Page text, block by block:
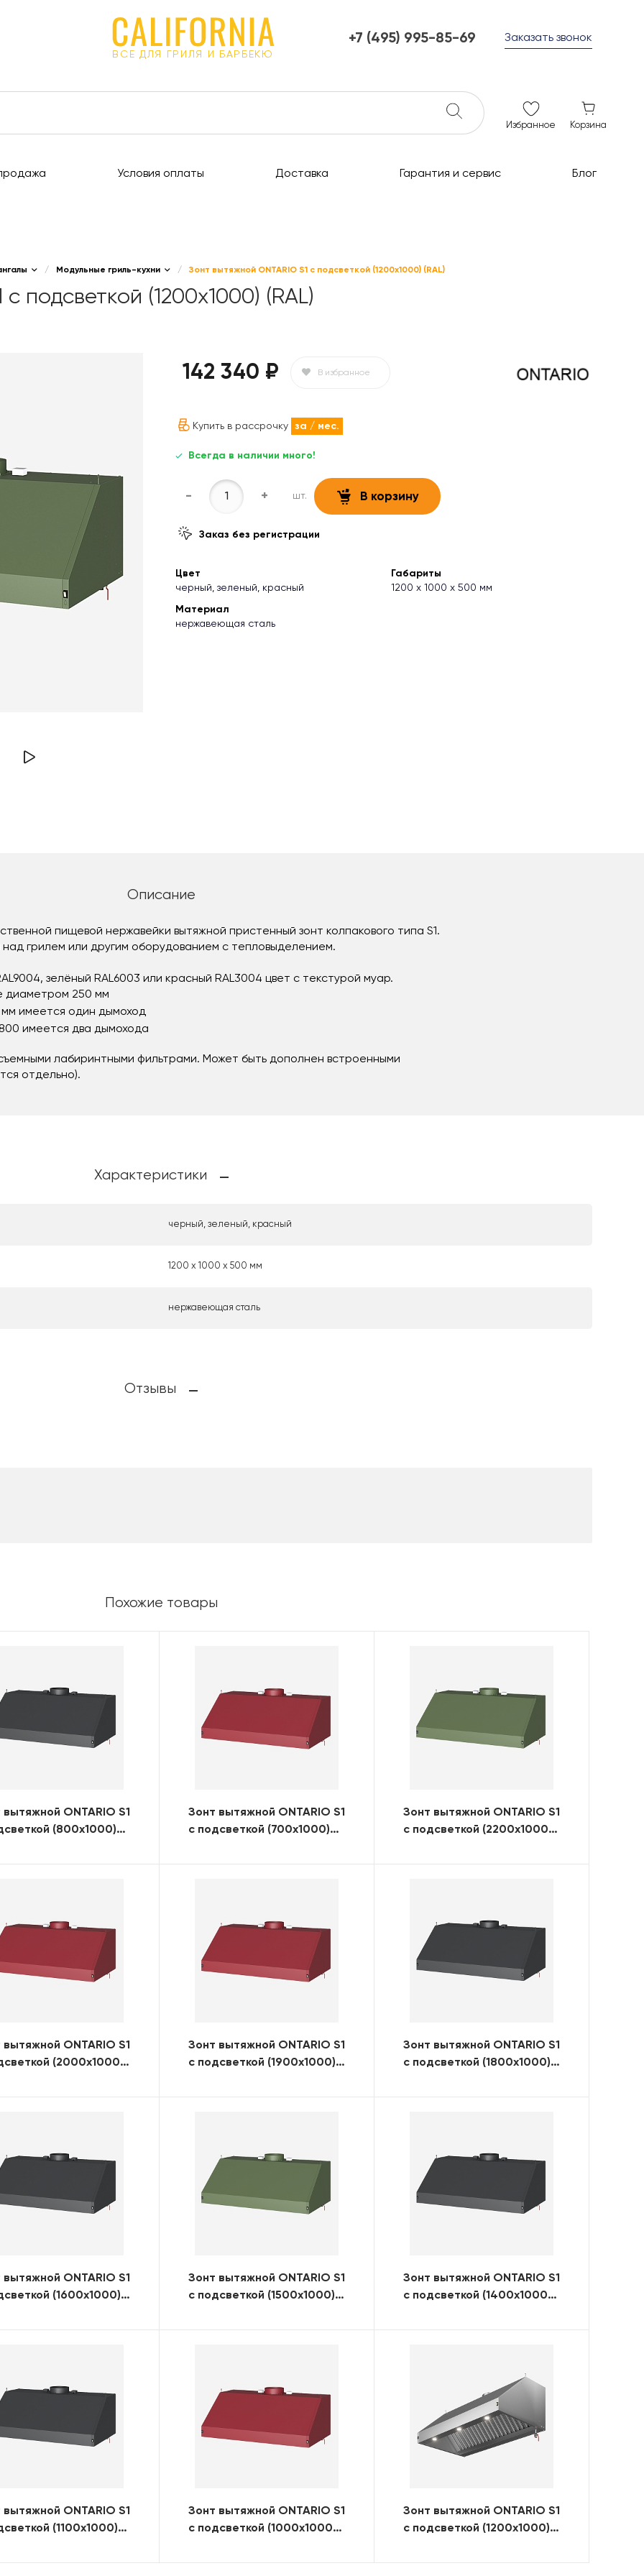
ВСЕ ДЛЯ ГРИЛЯ И БАРБЕКЮ
+7 (495) 995-85-69
ежедневно с 10 до 21
Заказать звонок
Избранное Корзина
Условия оплаты Доставка Гарантия и сервис Блог
/ Модульные гриль-кухни / Зонт вытяжной ONTARIO S1 с подсветкой (1200x1000) (RAL)
подсветкой (1200x1000) (RAL)
142 340 ₽ В избранное
Купить в рассрочку за / мес.
Всегда в наличии много!
- + шт. В корзину
Заказ без регистрации
Цвет
черный, зеленый, красный
Габариты
1200 х 1000 х 500 мм
Материал
нержавеющая сталь
Описание
пищевой нержавейки вытяжной пристенный зонт колпакового типа S1.
грилем или другим оборудованием с тепловыделением.
зелёный RAL6003 или красный RAL3004 цвет с текстурой муар.
диаметром 250 мм
имеется один дымоход
имеется два дымохода
лабиринтными фильтрами. Может быть дополнен встроенными
отдельно).
Характеристики
черный, зеленый, красный
1200 х 1000 х 500 мм
нержавеющая сталь
Отзывы
Похожие товары
вытяжной ONTARIO S1
(800x1000)
Зонт вытяжной ONTARIO S1
с подсветкой (700x1000)
Зонт вытяжной ONTARIO S1
с подсветкой (2200x1000)
вытяжной ONTARIO S1
(2000x1000)
Зонт вытяжной ONTARIO S1
с подсветкой (1900x1000)
Зонт вытяжной ONTARIO S1
с подсветкой (1800x1000)
вытяжной ONTARIO S1
(1600x1000)
Зонт вытяжной ONTARIO S1
с подсветкой (1500x1000)
Зонт вытяжной ONTARIO S1
с подсветкой (1400x1000)
вытяжной ONTARIO S1
(1100x1000)
Зонт вытяжной ONTARIO S1
с подсветкой (1000x1000)
Зонт вытяжной ONTARIO S1
с подсветкой (1200x1000)